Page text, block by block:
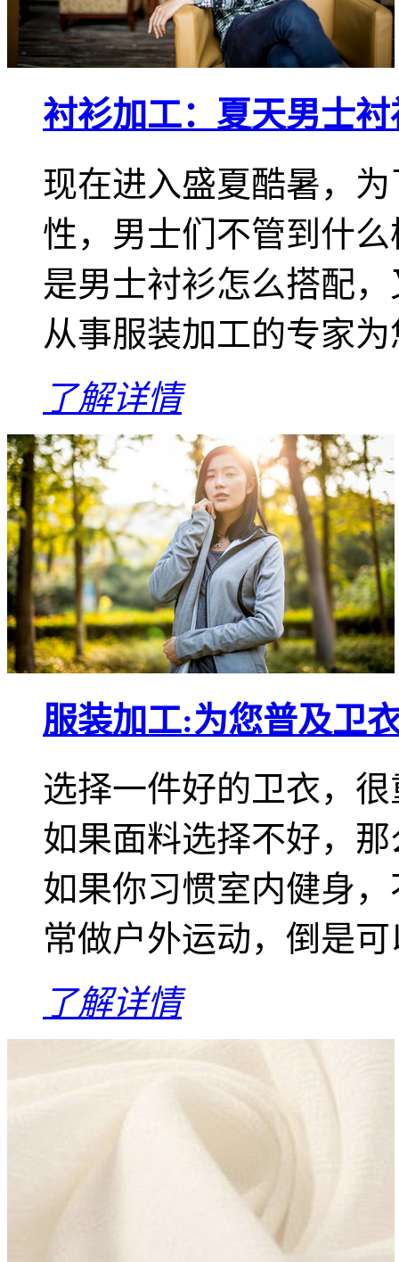
衬衫加工：夏天男士
现在进入盛夏酷暑，
性，男士们不管到什
是男士衬衫怎么搭配
从事服装加工的专家
了解详情
服装加工:为您普及卫
选择一件好的卫衣，
如果面料选择不好，
如果你习惯室内健身
常做户外运动，倒是
了解详情